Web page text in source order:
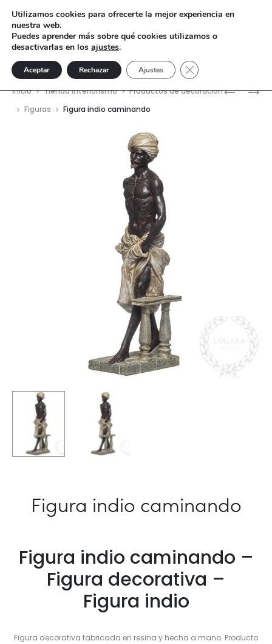
LÁMPARA
FIGURA
Inicio Tienda interiorismo
Productos de decoración
Figuras
Figura indio caminando
Figura indio caminando
Figura indio caminando –
Figura decorativa –
Figura indio
Figura decorativa fabricada en resina y hecha a mano. Producto
Utilizamos cookies para ofrecerte la mejor experiencia en
nuestra web.
Puedes aprender más sobre qué cookies utilizamos o
desactivarlas en los ajustes.
Aceptar Rechazar Ajustes Cerrar el banner de